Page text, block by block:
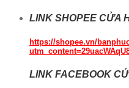
LINK SHOPEE CỬA
https://shopee.vn/
LINK FACEBOOK